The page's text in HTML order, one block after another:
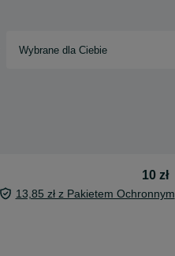
Wybrane dla Ciebie
10 zł
13,85 zł z Pakietem Ochronnym